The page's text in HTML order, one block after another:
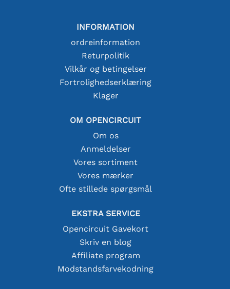
INFORMATION
ordreinformation
Returpolitik
Vilkår og betingelser
Fortrolighedserklæring
Klager
OM OPENCIRCUIT
Om os
Anmeldelser
Vores sortiment
Vores mærker
Ofte stillede spørgsmål
EKSTRA SERVICE
Opencircuit Gavekort
Skriv en blog
Affiliate program
Modstandsfarvekodning